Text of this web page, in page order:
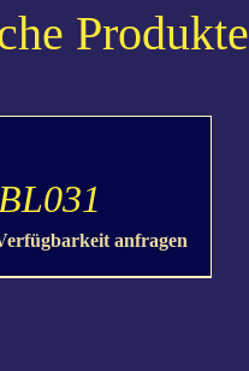
Produkte
BL031
anfragen